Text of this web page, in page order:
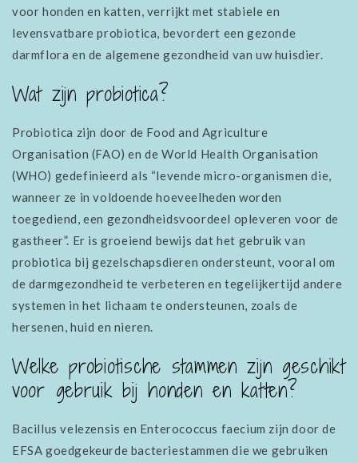
voor honden en katten, verrijkt met stabiele en
levensvatbare probiotica, bevordert een gezonde
darmflora en de algemene gezondheid van uw huisdier.
Wat zijn probiotica?
Probiotica zijn door de Food and Agriculture
Organisation (FAO) en de World Health Organisation
(WHO) gedefinieerd als “levende micro-organismen die,
wanneer ze in voldoende hoeveelheden worden
toegediend, een gezondheidsvoordeel opleveren voor de
gastheer”. Er is groeiend bewijs dat het gebruik van
probiotica bij gezelschapsdieren ondersteunt, vooral om
de darmgezondheid te verbeteren en tegelijkertijd andere
systemen in het lichaam te ondersteunen, zoals de
hersenen, huid en nieren.
Welke probiotische stammen zijn geschikt
voor gebruik bij honden en katten?
Bacillus velezensis en Enterococcus faecium zijn door de
EFSA goedgekeurde bacteriestammen die we gebruiken